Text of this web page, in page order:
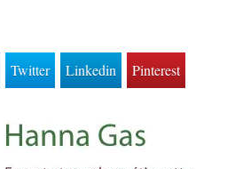
Twitter Linkedin Pinterest